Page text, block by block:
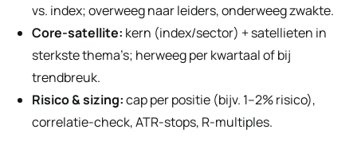
vs. index; overweeg naar leiders, onderweeg zwakte.
Core-satellite: kern (index/sector) + satellieten in
sterkste thema’s; herweeg per kwartaal of bij
trendbreuk.
Risico & sizing:cap per positie (bijv. 1–2% risico),
correlatie-check, ATR-stops, R-multiples.